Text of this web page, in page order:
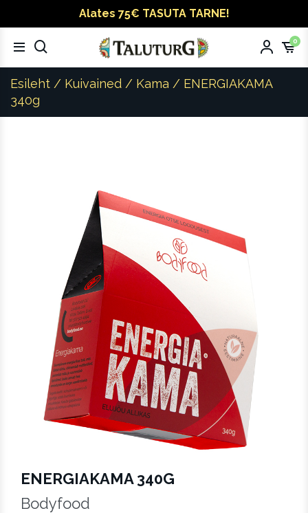
Alates 75€ TASUTA TARNE!
0
Esileht / Kuivained / Kama / ENERGIAKAMA
340g
ENERGIAKAMA 340G
Bodyfood